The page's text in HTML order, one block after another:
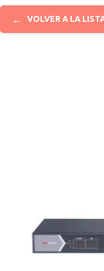
← VOLVER A LA